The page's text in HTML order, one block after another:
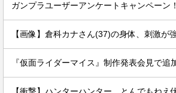
ガンプラユーザーアンケートキャンペーン！